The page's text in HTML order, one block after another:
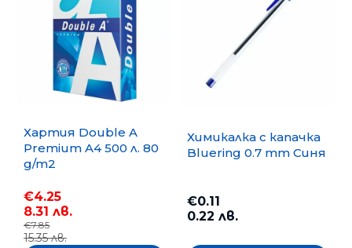
Хартия Double A
Premium A4 500 л. 80
g/m2
€4.25
8.31 лв.
€7.85
15.35 лв.
Химикалка с капачка
Bluering 0.7 mm Синя
€0.11
0.22 лв.